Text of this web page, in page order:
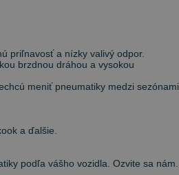
priľnavosť a nízky valivý odpor.
brzdnou dráhou a vysokou
meniť pneumatiky medzi sezónami.
a ďalšie.
podľa vášho vozidla. Ozvite sa nám.